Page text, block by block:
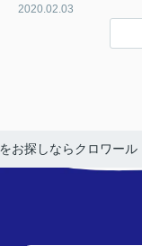
2020.02.03
お探しならクロワール